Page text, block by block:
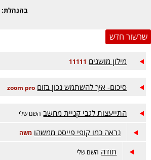
בהנהלת:
שרשור חדש
מילון מושגים 11111
סיכום- איך להשתמש נכון בזום zoom pro
התייעצות לגבי קניית מחשב השם שלי
נראה כמו קופי פייסט ממשהו משה
תודה השם שלי